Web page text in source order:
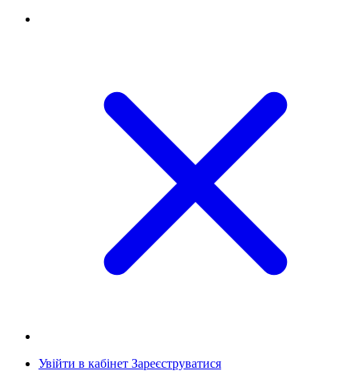
Увійти в кабінет Зареєструватися